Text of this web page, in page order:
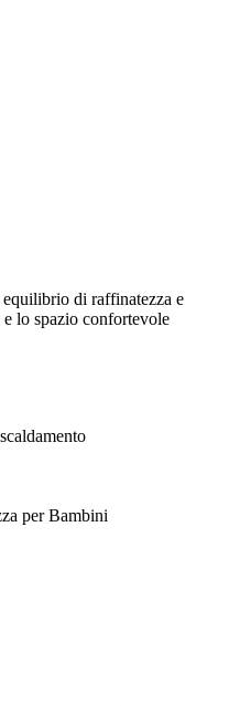
di raffinatezza e
lo spazio confortevole